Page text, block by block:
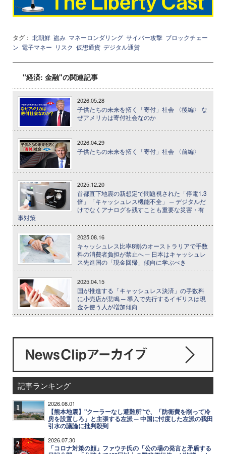
タグ： 北朝鮮 盗み マネーロンダリング サイバー攻撃 ブロックチェー
ン 電子マネー リスク 仮想通貨 デジタル通貨
"経済: 金融"の関連記事
2026.05.28
子供たちの未来を拓く「寄付」社会 〈後編〉 な
ぜアメリカは寄付社会なのか
2026.04.29
子供たちの未来を拓く「寄付」社会 〈前編〉
2025.12.20
首都直下地震の新想定で問題視された「停電1.3
倍」「キャッシュレス機能不全」 ─ デジタルだ
けでなくアナログを残すことも重要な災害・有
事対策
2025.08.16
キャッシュレス比率8割のオーストラリアで手数
料の消費者負担が禁止へ ─ 日本はキャッシュレ
ス先進国の「現金回帰」傾向に学ぶべき
2025.04.15
国が推進する「キャッシュレス決済」の手数料
に小売店が悲鳴 ─ 導入で先行するイギリスは現
金を使う人が増加傾向
記事ランキング
1 2026.08.01
【熊本地震】"クーラーなし避難所"で、「防衛費を削って冷
房を設置しろ」と主張する左派 ─ 中国に忖度した左派の我田
引水の議論に批判殺到
2 2026.07.30
「コロナ対策の顔」ファウチ氏の「公の場の発言と矛盾する